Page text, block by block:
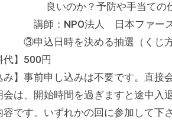
のか？予防や手当ての仕方
：NPO法人 日本ファースト
日時を決める抽選（くじ方
代】500円
み】事前申し込みは不要です。直接
会は、開始時間を過ぎますと途中
容です。いずれかの回に参加して下